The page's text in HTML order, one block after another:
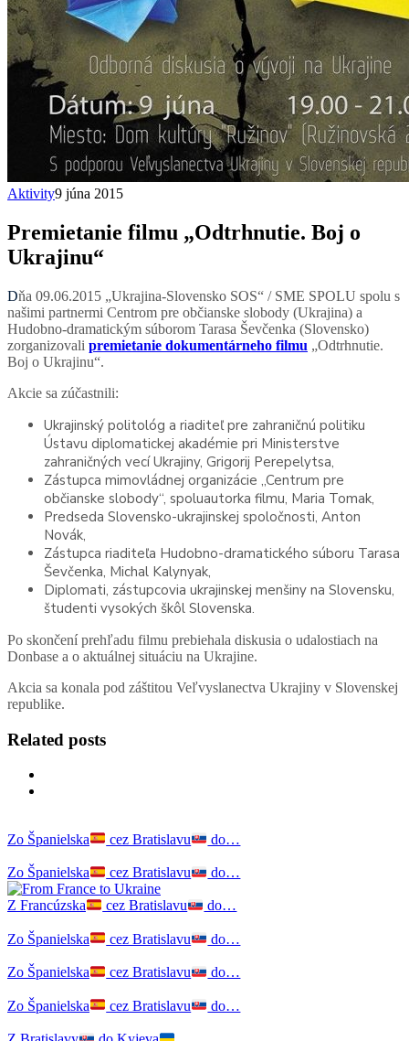
Aktivity9 júna 2015
Premietanie filmu „Odtrhnutie. Boj o
Ukrajinu“
Dňa 09.06.2015 „Ukrajina-Slovensko SOS“ / SME SPOLU spolu s
našimi partnermi Centrom pre občianske slobody (Ukrajina) a
Hudobno-dramatickým súborom Tarasa Ševčenka (Slovensko)
zorganizovali premietanie dokumentárneho filmu „Odtrhnutie.
Boj o Ukrajinu“.
Akcie sa zúčastnili:
Ukrajinský politológ a riaditeľ pre zahraničnú politiku
Ústavu diplomatickej akadémie pri Ministerstve
zahraničných vecí Ukrajiny, Grigorij Perepelytsa,
Zástupca mimovládnej organizácie „Centrum pre
občianske slobody“, spoluautorka filmu, Maria Tomak,
Predseda Slovensko-ukrajinskej spoločnosti, Anton
Novák,
Zástupca riaditeľa Hudobno-dramatického súboru Tarasa
Ševčenka, Michal Kalynyak,
Diplomati, zástupcovia ukrajinskej menšiny na Slovensku,
študenti vysokých škôl Slovenska.
Po skončení prehľadu filmu prebiehala diskusia o udalostiach na
Donbase a o aktuálnej situáciu na Ukrajine.
Akcia sa konala pod záštitou Veľvyslanectva Ukrajiny v Slovenskej
republike.
Related posts
Zo Španielska cez Bratislavu do…
Zo Španielska cez Bratislavu do…
Z Francúzska cez Bratislavu do…
Zo Španielska cez Bratislavu do…
Zo Španielska cez Bratislavu do…
Zo Španielska cez Bratislavu do…